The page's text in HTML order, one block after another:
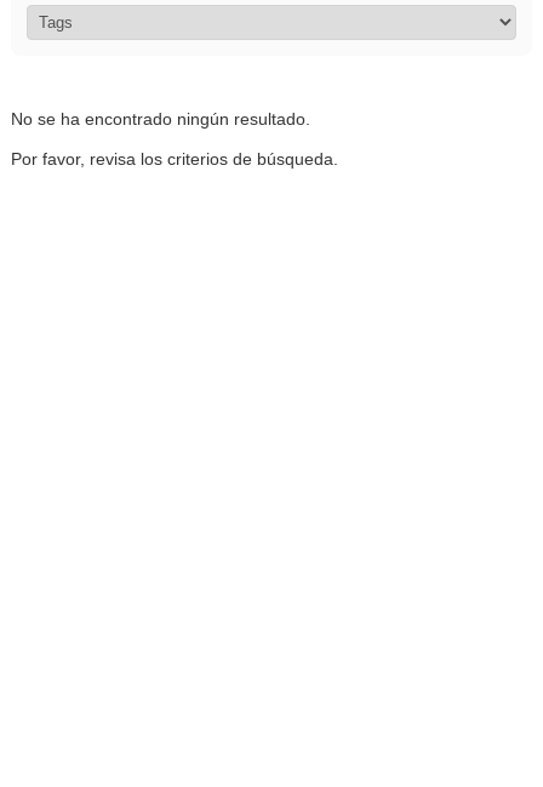
No se ha encontrado ningún resultado.
Por favor, revisa los criterios de búsqueda.